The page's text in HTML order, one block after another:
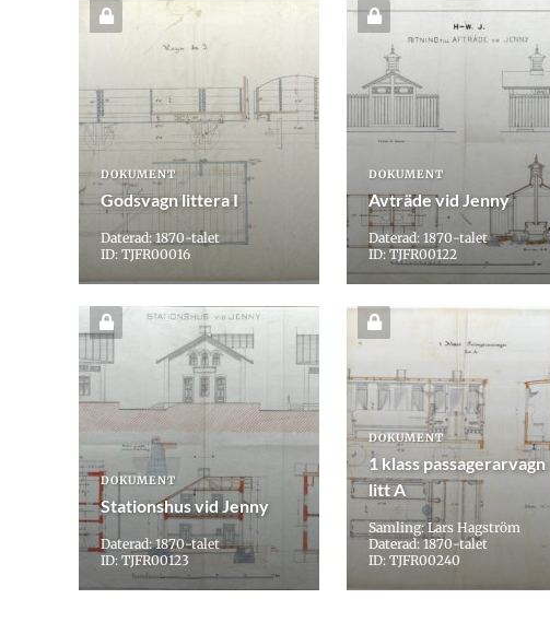
DOKUMENT
Godsvagn littera I
Daterad: 1870-talet
ID: TJFR00016
DOKUMENT
Avträde vid Jenny
Daterad: 1870-talet
ID: TJFR00122
DOKUMENT
Stationshus vid Jenny
Daterad: 1870-talet
ID: TJFR00123
DOKUMENT
1 klass passagerarvagn
litt A
Samling: Lars Hagström
Daterad: 1870-talet
ID: TJFR00240